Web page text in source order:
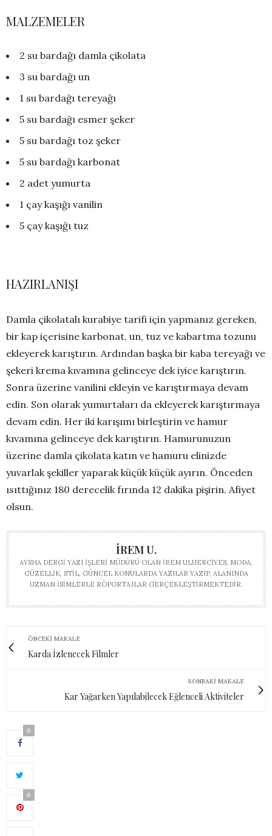
MALZEMELER
2 su bardağı damla çikolata
3 su bardağı un
1 su bardağı tereyağı
5 su bardağı esmer şeker
5 su bardağı toz şeker
5 su bardağı karbonat
2 adet yumurta
1 çay kaşığı vanilin
5 çay kaşığı tuz
HAZIRLANIŞI
Damla çikolatalı kurabiye tarifi için yapmanız gereken,
bir kap içerisine karbonat, un, tuz ve kabartma tozunu
ekleyerek karıştırın. Ardından başka bir kaba tereyağı ve
şekeri krema kıvamına gelinceye dek iyice karıştırın.
Sonra üzerine vanilini ekleyin ve karıştırmaya devam
edin. Son olarak yumurtaları da ekleyerek karıştırmaya
devam edin. Her iki karışımı birleştirin ve hamur
kıvamına gelinceye dek karıştırın. Hamurunuzun
üzerine damla çikolata katın ve hamuru elinizde
yuvarlak şekiller yaparak küçük küçük ayırın. Önceden
ısıttığınız 180 derecelik fırında 12 dakika pişirin. Afiyet
olsun.
İREM U.
AYSHA DERGI YAZI İŞLERI MÜDÜRÜ OLAN İREM ULUERCIYES, MODA,
GÜZELLIK, STIL, GÜNCEL KONULARDA YAZILAR YAZIP, ALANINDA
UZMAN ISIMLERLE RÖPORTAJLAR GERÇEKLEŞTIRMEKTEDIR.
ÖNCEKI MAKALE
Karda İzlenecek Filmler
SONRAKI MAKALE
Kar Yağarken Yapılabilecek Eğlenceli Aktiviteler
0
0